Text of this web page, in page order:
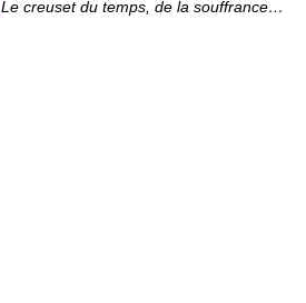
Le creuset du temps, de la souffrance…